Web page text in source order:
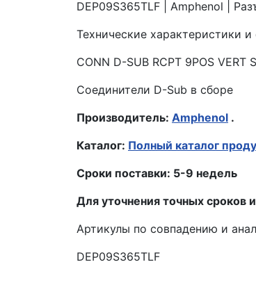
DEP09S365TLF | Amphenol |
Технические характеристики и
CONN D-SUB RCPT 9POS VERT
Соединители D-Sub в сборе
Производитель: Amphenol .
Каталог: Полный каталог
Сроки поставки: 5-9 недель
Для уточнения точных
Артикулы по совпадению и
DEP09S365TLF